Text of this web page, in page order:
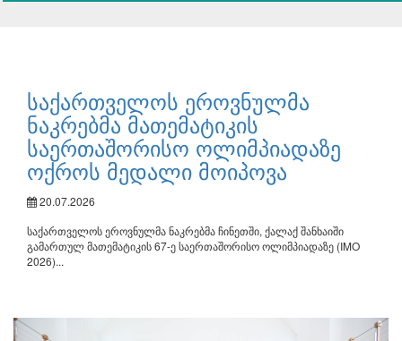
საქართველოს ეროვნულმა
ნაკრებმა მათემატიკის
საერთაშორისო ოლიმპიადაზე
ოქროს მედალი მოიპოვა
20.07.2026
საქართველოს ეროვნულმა ნაკრებმა ჩინეთში, ქალაქ შანხაიში
გამართულ მათემატიკის 67-ე საერთაშორისო ოლიმპიადაზე (IMO
2026)...